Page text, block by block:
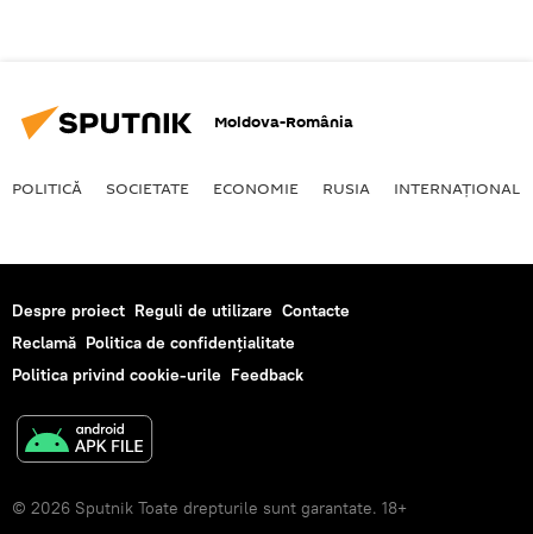
Moldova-România
POLITICĂ SOCIETATE ECONOMIE RUSIA INTERNAŢIONAL
Despre proiect Reguli de utilizare Contacte
Reclamă Politica de confidențialitate
Politica privind cookie-urile Feedback
© 2026 Sputnik Toate drepturile sunt garantate. 18+